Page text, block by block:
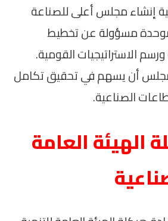
إنشاء مجلس أعلى للصناعة
مسؤولة عن تخطيط
الاستراتيجيات القومية.
أن يسهم في تحقيق تكامل
الصناعية.
الهيئة العامة